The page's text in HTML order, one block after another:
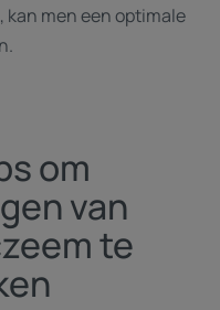
kan men een optimale
om
van
te